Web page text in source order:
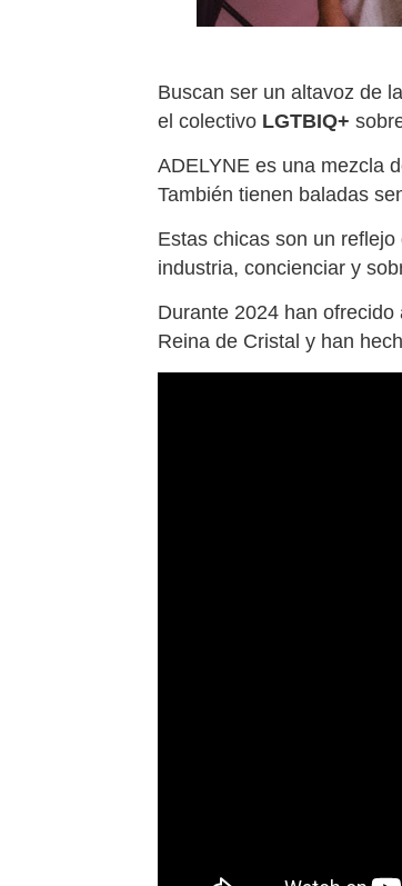
Buscan ser un altavoz de la
el colectivo LGTBIQ+
ADELYNE es una mezcla
También tienen baladas
Estas chicas son un
industria, concienciar y
Durante 2024 han ofrecido
Reina de Cristal y han